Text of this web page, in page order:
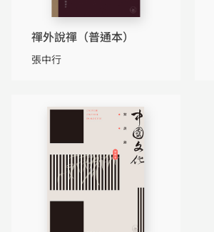
禪外說禪（普通本）
張中行